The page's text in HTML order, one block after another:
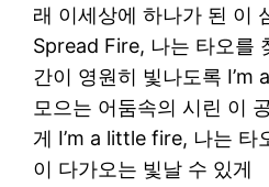
래 이세상에 하나가 된 이
Spread Fire, 나는 타오를
간이 영원히 빛나도록 I’m
모으는 어둠속의 시린 이
게 I’m a little fire, 나는 타
이 다가오는 빛날 수 있게